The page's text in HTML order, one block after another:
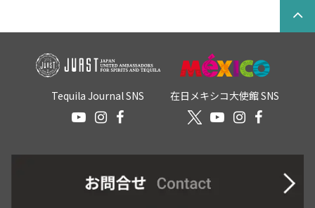
Tequila Journal SNS 在日メキシコ大使館 SNS